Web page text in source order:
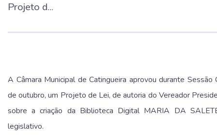
Projeto d...
A Câmara Municipal de Catingueira aprovou durante
de outubro, um Projeto de Lei, de autoria do Vereador
sobre a criação da Biblioteca Digital MARIA DA
legislativo.